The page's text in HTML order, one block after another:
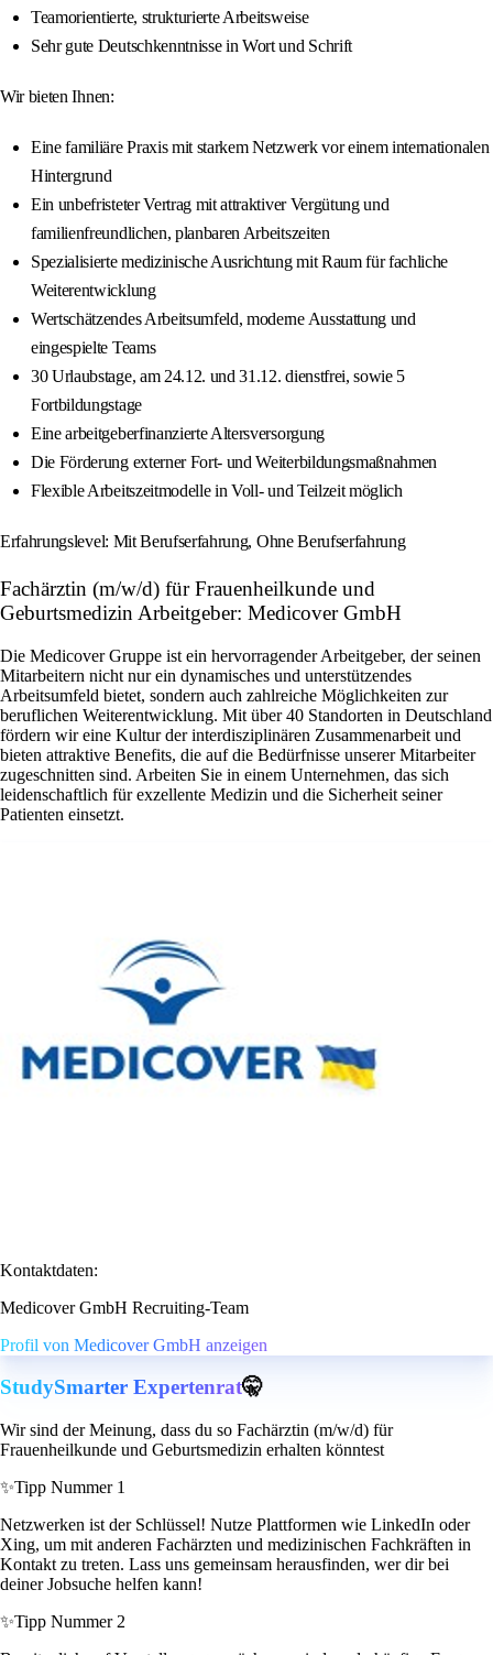
Teamorientierte, strukturierte Arbeitsweise
Sehr gute Deutschkenntnisse in Wort und Schrift
Wir bieten Ihnen:
Eine familiäre Praxis mit starkem Netzwerk vor einem internationalen
Hintergrund
Ein unbefristeter Vertrag mit attraktiver Vergütung und
familienfreundlichen, planbaren Arbeitszeiten
Spezialisierte medizinische Ausrichtung mit Raum für fachliche
Weiterentwicklung
Wertschätzendes Arbeitsumfeld, moderne Ausstattung und
eingespielte Teams
30 Urlaubstage, am 24.12. und 31.12. dienstfrei, sowie 5
Fortbildungstage
Eine arbeitgeberfinanzierte Altersversorgung
Die Förderung externer Fort- und Weiterbildungsmaßnahmen
Flexible Arbeitszeitmodelle in Voll- und Teilzeit möglich
Erfahrungslevel: Mit Berufserfahrung, Ohne Berufserfahrung
Fachärztin (m/w/d) für Frauenheilkunde und
Geburtsmedizin Arbeitgeber: Medicover GmbH
Die Medicover Gruppe ist ein hervorragender Arbeitgeber, der seinen
Mitarbeitern nicht nur ein dynamisches und unterstützendes
Arbeitsumfeld bietet, sondern auch zahlreiche Möglichkeiten zur
beruflichen Weiterentwicklung. Mit über 40 Standorten in Deutschland
fördern wir eine Kultur der interdisziplinären Zusammenarbeit und
bieten attraktive Benefits, die auf die Bedürfnisse unserer Mitarbeiter
zugeschnitten sind. Arbeiten Sie in einem Unternehmen, das sich
leidenschaftlich für exzellente Medizin und die Sicherheit seiner
Patienten einsetzt.
Kontaktdaten:
Medicover GmbH Recruiting-Team
Profil von Medicover GmbH anzeigen
StudySmarter Expertenrat🤫
Wir sind der Meinung, dass du so Fachärztin (m/w/d) für
Frauenheilkunde und Geburtsmedizin erhalten könntest
✨Tipp Nummer 1
Netzwerken ist der Schlüssel! Nutze Plattformen wie LinkedIn oder
Xing, um mit anderen Fachärzten und medizinischen Fachkräften in
Kontakt zu treten. Lass uns gemeinsam herausfinden, wer dir bei
deiner Jobsuche helfen kann!
✨Tipp Nummer 2